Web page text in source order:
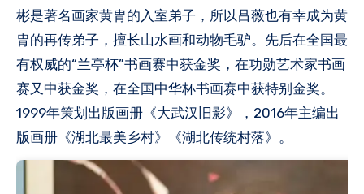
彬是著名画家黄胄的入室弟子，所以吕薇也有幸成为黄
胄的再传弟子，擅长山水画和动物毛驴。先后在全国最
有权威的“兰亭杯”书画赛中获金奖，在功勋艺术家书画
赛又中获金奖，在全国中华杯书画赛中获特别金奖。
1999年策划出版画册《大武汉旧影》，2016年主编出
版画册《湖北最美乡村》《湖北传统村落》。